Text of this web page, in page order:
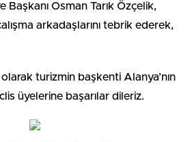
Başkanı Osman Tarık Özçelik,
arkadaşlarını tebrik ederek,
turizmin başkenti Alanya’nın
üyelerine başarılar dileriz.